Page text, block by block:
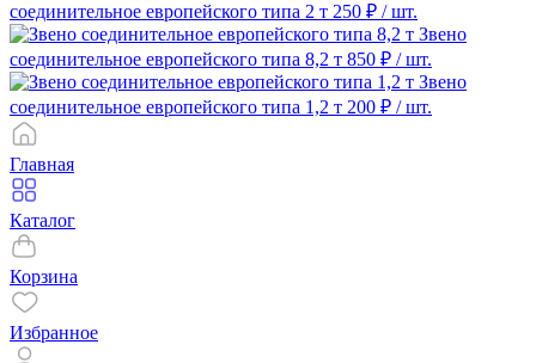
соединительное европейского типа 2 т 250 ₽ / шт.
Звено
соединительное европейского типа 8,2 т 850 ₽ / шт.
Звено
соединительное европейского типа 1,2 т 200 ₽ / шт.
Главная
Каталог
Корзина
Избранное